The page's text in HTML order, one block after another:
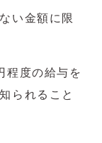
い金額に限
程度の給与を
られること